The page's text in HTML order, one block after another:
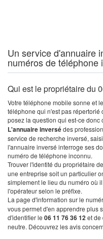
Un service d'annuaire
numéros de
Qui est le propriétaire du
Votre téléphone mobile sonne et
téléphone qui n'est pas répertorié
posez la question qui est-ce donc
L'annuaire inversédes
service de recherche inversé,
l'annuaire inversé interroge ses
numéro de téléphone inconnu.
Trouver l'identité du propriétaire
une entreprise soit un particulier
simplement le lieu du numéro où
l'opérateur selon le préfixe.
La page d'information sur le
vous permet d'en apprendre plus
d'identifier le 06 11 76 36 12et de
neutre. Découvrez les avis